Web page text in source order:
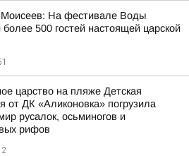
Моисеев: На фестивале Воды
более 500 гостей настоящей царской
царство на пляже Детская
от ДК «Аликоновка» погрузила
русалок, осьминогов и
рифов